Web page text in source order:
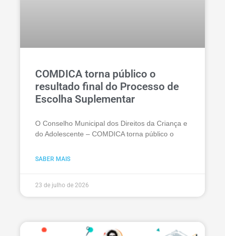
COMDICA torna público o
resultado final do Processo de
Escolha Suplementar
O Conselho Municipal dos Direitos da Criança e
do Adolescente – COMDICA torna público o
SABER MAIS
23 de julho de 2026